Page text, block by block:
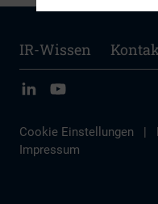
IR-Wissen
Cookie Einstellungen |
Impressum